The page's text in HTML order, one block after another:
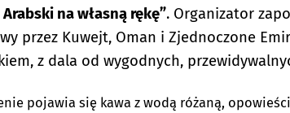
na własną rękę”. Organizator
przez Kuwejt, Oman i Zjednoczone
z dala od wygodnych,
pojawia się kawa z wodą różaną,